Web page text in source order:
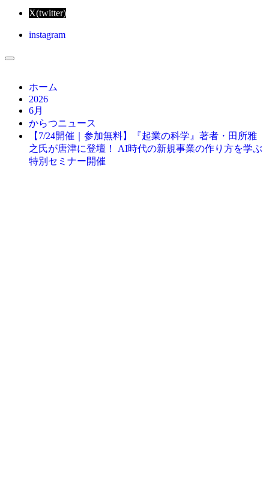
X(twitter)
instagram
ホーム
2026
6月
からつニュース
【7/24開催｜参加無料】『起業の科学』著者・田所雅
之氏が唐津に登壇！ AI時代の新規事業の作り方を学ぶ
特別セミナー開催